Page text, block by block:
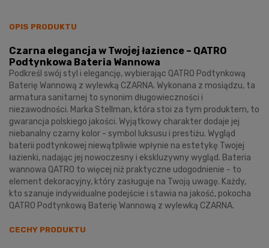
OPIS PRODUKTU
Czarna elegancja w Twojej łazience – QATRO
Podtynkowa Bateria Wannowa
Podkreśl swój styl i elegancję, wybierając QATRO Podtynkową
Baterię Wannową z wylewką CZARNA. Wykonana z mosiądzu, ta
armatura sanitarnej to synonim długowieczności i
niezawodności. Marka Stellman, która stoi za tym produktem, to
gwarancja polskiego jakości. Wyjątkowy charakter dodaje jej
niebanalny czarny kolor - symbol luksusu i prestiżu. Wygląd
baterii podtynkowej niewątpliwie wpłynie na estetykę Twojej
łazienki, nadając jej nowoczesny i ekskluzywny wygląd. Bateria
wannowa QATRO to więcej niż praktyczne udogodnienie - to
element dekoracyjny, który zasługuje na Twoją uwagę. Każdy,
kto szanuje indywidualne podejście i stawia na jakość, pokocha
QATRO Podtynkową Baterię Wannową z wylewką CZARNA.
CECHY PRODUKTU